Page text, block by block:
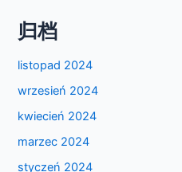
归档
listopad 2024
wrzesień 2024
kwiecień 2024
marzec 2024
styczeń 2024